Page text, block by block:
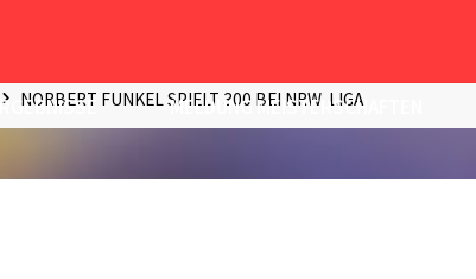
ERGEBNISSE MELDUNG MEISTERSCHAFTEN
NORBERT FUNKEL SPIELT 300 BEI NRW-LIGA